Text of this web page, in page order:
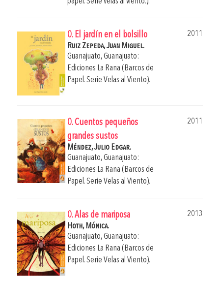
0. El jardín en el bolsillo
2011
Ruiz Zepeda, Juan Miguel.
Guanajuato, Guanajuato:
Ediciones La Rana (Barcos de
Papel. Serie Velas al Viento).
0. Cuentos pequeños
grandes sustos
2011
Méndez, Julio Edgar.
Guanajuato, Guanajuato:
Ediciones La Rana (Barcos de
Papel. Serie Velas al Viento).
0. Alas de mariposa
2013
Hoth, Mónica.
Guanajuato, Guanajuato:
Ediciones La Rana (Barcos de
Papel. Serie Velas al Viento).